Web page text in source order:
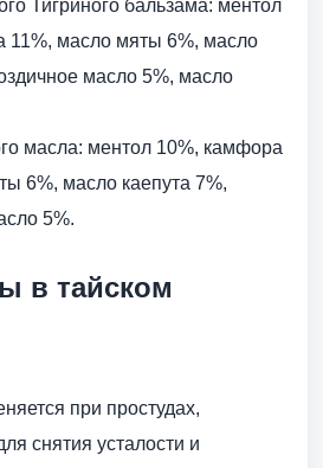
Тигриного бальзама: ментол
11%, масло мяты 6%, масло
масло 5%, масло
масла: ментол 10%, камфора
6%, масло каепута 7%,
5%.
в тайском
при простудах,
снятия усталости и